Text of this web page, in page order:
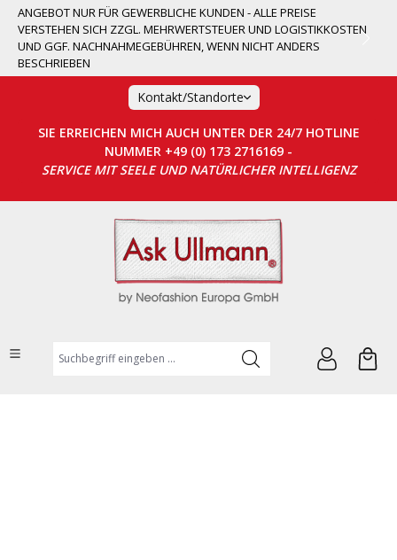
springen
ANGEBOT NUR FÜR GEWERBLICHE KUNDEN - ALLE PREISE
VERSTEHEN SICH ZZGL. MEHRWERTSTEUER UND LOGISTIKKOSTEN
UND GGF. NACHNAHMEGEBÜHREN, WENN NICHT ANDERS
BESCHRIEBEN
Kontakt/Standorte
SIE ERREICHEN MICH AUCH UNTER DER 24/7 HOTLINE
NUMMER +49 (0) 173 2716169 -
SERVICE MIT SEELE UND NATÜRLICHER INTELLIGENZ
Suchbegriff eingeben ...